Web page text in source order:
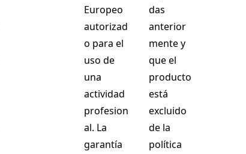
Europeo
autorizad
o para el
uso de
una
actividad
profesion
al. La
garantía
das
anterior
mente y
que el
producto
está
excluido
de la
política